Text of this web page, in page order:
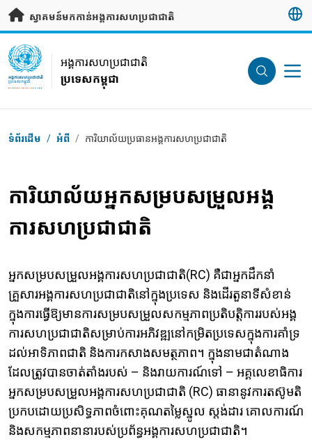
រំលងទៅមាតិកាសំខាន់
ស្វាគមន៍មកកាន់អង្គការសហប្រជាជាតិ
UN Logo
អង្គការសហប្រជាជាតិ
ប្រទេសកម្ពុជា
អង្គការសហប្រជាជាតិ
ប្រទេសកម្ពុជា
Breadcrumb
ទំព័រដើម / អំពី / ការិយាល័យប្រធានអង្គការសហប្រជាជាតិ
ការិយាល័យអ្នកសម្របសម្រួលអង្គ
ការសហប្រជាជាតិ
អ្នកសម្របសម្រួលអង្គការសហប្រជាជាតិ(RC) គឺជាអ្នកដឹកនាំ
គ្រួសារអង្គការសហប្រជាជាតិនៅក្នុងប្រទេស និងដើរតួនាទីសំខាន់
ក្នុងការធ្វើឱ្យមានការសម្របសម្រួលសកម្មភាពប្រតិបត្តិការរបស់អង្គ
ការសហប្រជាជាតិសម្រាប់ការអភិវឌ្ឍនៅកម្រិតប្រទេសក្នុងការគាំទ្រ
ដល់អាទិភាពជាតិ និងការកសាងសមត្ថភាព។ ក្នុងនាមជាតំណាង
ដែលត្រូវបានចាត់តាំងរបស់ – និងរាយការណ៍ទៅ – អគ្គលេខាធិការ
អ្នកសម្របសម្រួលអង្គការសហប្រជាជាតិ (RC) ធានានូវការតស៊ូមតិ
ប្រកបដោយប្រសិទ្ធភាពចំពោះគុណតម្លៃស្នូល ស្តង់ដារ គោលការណ៍
និងសកម្មភាពនានារបស់ប្រព័ន្ធអង្គការសហប្រជាជាតិ។